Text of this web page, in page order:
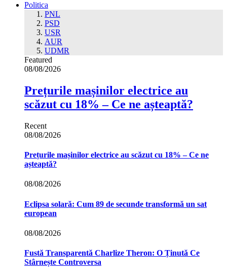
Politica
PNL
PSD
USR
AUR
UDMR
Featured
08/08/2026
Prețurile mașinilor electrice au
scăzut cu 18% – Ce ne așteaptă?
Recent
08/08/2026
Prețurile mașinilor electrice au scăzut cu 18% – Ce ne
așteaptă?
08/08/2026
Eclipsa solară: Cum 89 de secunde transformă un sat
european
08/08/2026
Fustă Transparentă Charlize Theron: O Ținută Ce
Stârnește Controversa